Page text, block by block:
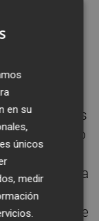
nuevos
nueva
"Es
en el
las políticas
convencido
le liga a una
política que
en su
únicos
medir